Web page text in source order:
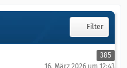
Filter
385
16. März 2026 um 12:43